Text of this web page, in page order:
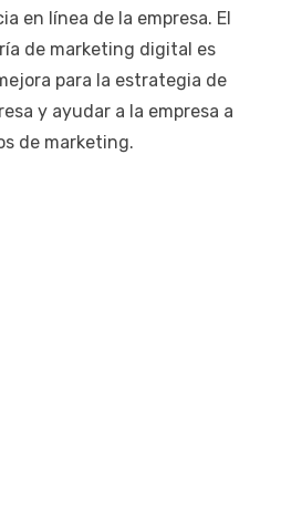
en línea de la empresa. El
de marketing digital es
para la estrategia de
y ayudar a la empresa a
de marketing.